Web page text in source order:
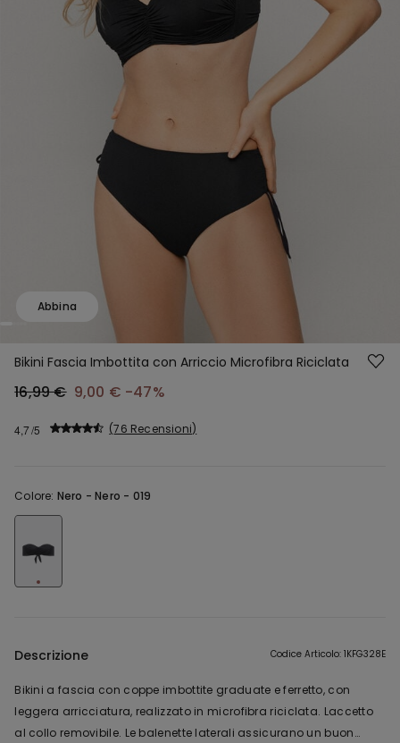
Abbina
Bikini Fascia Imbottita con Arriccio Microfibra Riciclata
16,99 € 9,00 € -47%
4,7 76 Recensioni
Colore: Nero -Nero - 019
Descrizione Codice Articolo: 1KFG328E
Bikini a fascia con coppe imbottite graduate e ferretto, con
leggera arricciatura, realizzato in microfibra riciclata. Laccetto
al collo removibile. Le balenette laterali assicurano un buon